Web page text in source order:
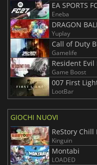
EA SPORTS
Eneba
Yuplay
Call of Duty
Gamelife
Resident Evil
Game Boost
007 First
LootBar
GIOCHI NUOVI
ReStory
Kinguin
Montabi
LOADED